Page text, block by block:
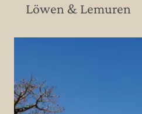
Löwen & Lemuren